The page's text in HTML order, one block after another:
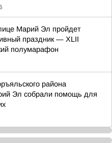
Марий Эл пройдет
праздник — XLII
полумарафон
района
Эл собрали помощь для